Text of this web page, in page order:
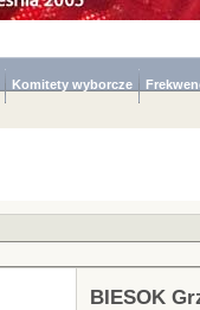
Komitety wyborcze
BIESOK